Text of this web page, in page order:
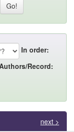
In order:
Record:
next >